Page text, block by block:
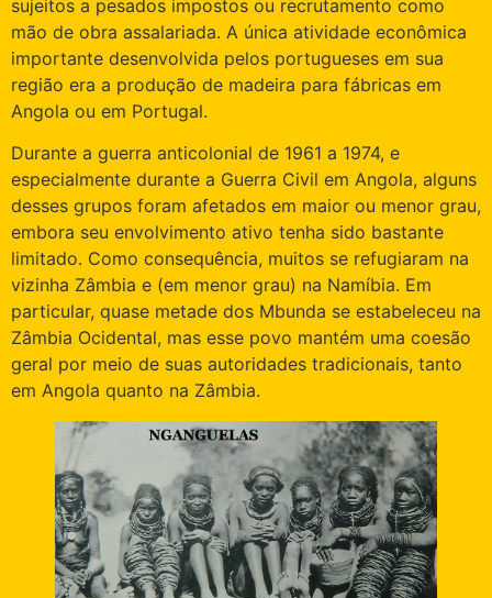
sujeitos a pesados ​​impostos ou recrutamento como
mão de obra assalariada. A única atividade econômica
importante desenvolvida pelos portugueses em sua
região era a produção de madeira para fábricas em
Angola ou em Portugal.
Durante a guerra anticolonial de 1961 a 1974, e
especialmente durante a Guerra Civil em Angola, alguns
desses grupos foram afetados em maior ou menor grau,
embora seu envolvimento ativo tenha sido bastante
limitado. Como consequência, muitos se refugiaram na
vizinha Zâmbia e (em menor grau) na Namíbia. Em
particular, quase metade dos Mbunda se estabeleceu na
Zâmbia Ocidental, mas esse povo mantém uma coesão
geral por meio de suas autoridades tradicionais, tanto
em Angola quanto na Zâmbia.